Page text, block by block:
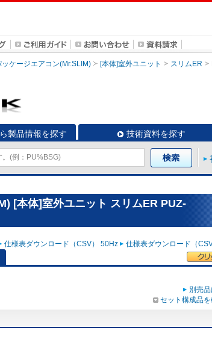
ケージエアコン(Mr.SLIM) [本体]室外ユニット スリムER
製品情報を探す 技術資料を探す
[本体]室外ユニット スリムER PUZ-
仕様表ダウンロード（CSV） 50Hz 仕様表ダウンロード（
別売
セット構成品